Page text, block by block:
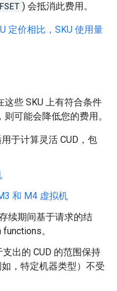
) 会抵消此费用。
定价相比，SKU 使用量
些 SKU 上有符合条件
可能会降低您的费用。
用于计算灵活 CUD，包
和 M4 虚拟机
续期间基于请求的结
。
支出的 CUD 的范围保持
，特定机器类型）不受